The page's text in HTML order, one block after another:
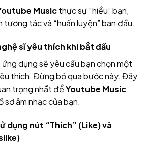
Musicthực sự “hiểu” bạn,
tác và “huấn luyện” ban đầu.
sĩ yêu thích khi bắt đầu
ứng dụng sẽ yêu cầu bạn chọn một
thích. Đừng bỏ qua bước này. Đây
trọng nhất đểYoutube Music
âm nhạc của bạn.
dụng nút “Thích” (Like) và